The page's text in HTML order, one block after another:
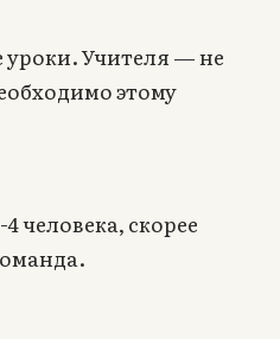
уроки. Учителя — не
этому
человека, скорее